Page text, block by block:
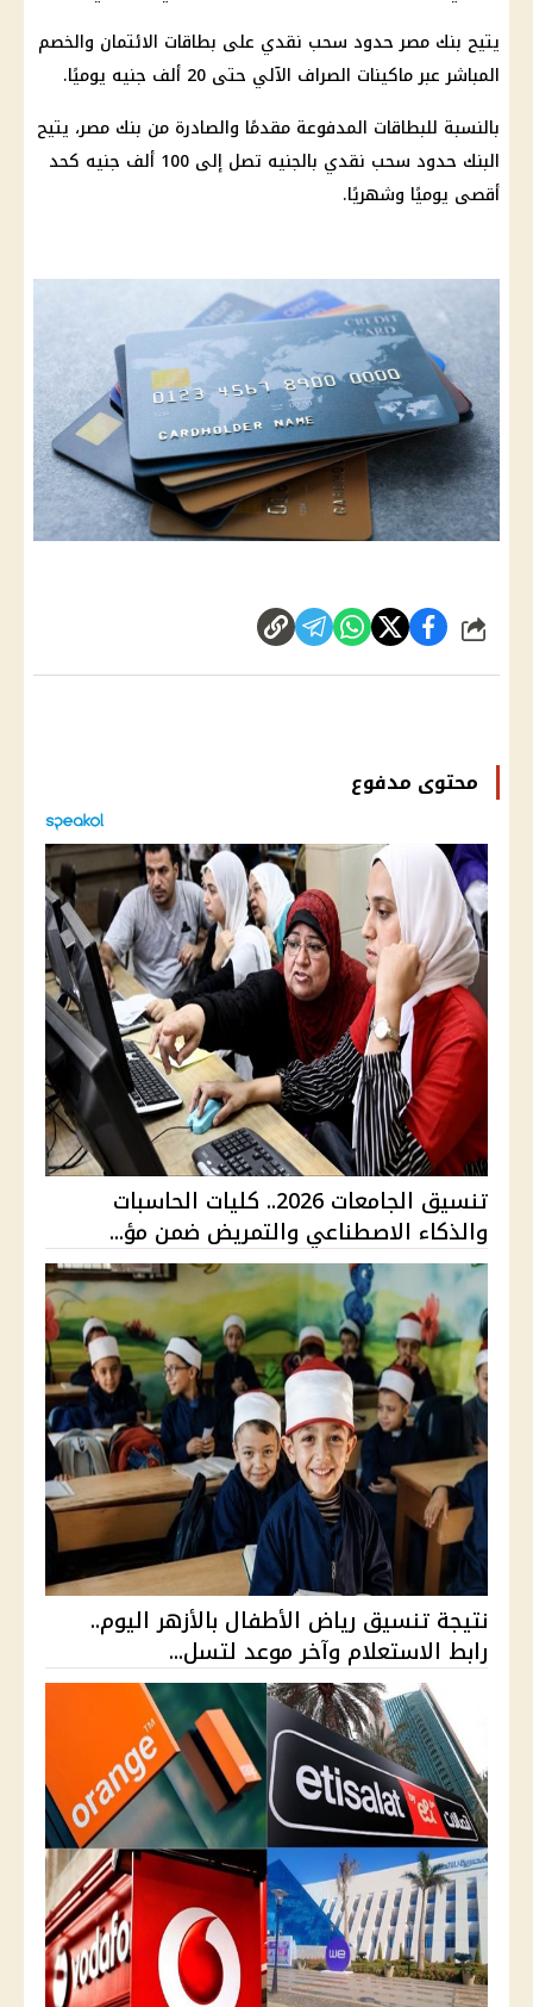
يتيح بنك مصر حدود سحب نقدي على بطاقات الائتمان والخصم
المباشر عبر ماكينات الصراف الآلي حتى 20 ألف جنيه يوميًا.
بالنسبة للبطاقات المدفوعة مقدمًا والصادرة من بنك مصر، يتيح
البنك حدود سحب نقدي بالجنيه تصل إلى 100 ألف جنيه كحد
أقصى يوميًا وشهريًا.
شارك
محتوى مدفوع
تنسيق الجامعات 2026.. كليات الحاسبات
والذكاء الاصطناعي والتمريض ضمن مؤ...
نتيجة تنسيق رياض الأطفال بالأزهر اليوم..
رابط الاستعلام وآخر موعد لتسل...